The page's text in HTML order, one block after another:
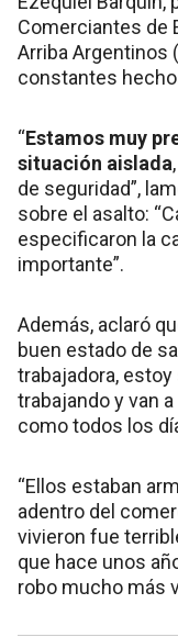
Comerciantes de
Arriba Argentinos
constantes
“Estamos muy
situación aislada
de seguridad”,
sobre el asalto:
especificaron la
importante”.
Además, aclaró
buen estado de
trabajadora,
trabajando y van
como todos los
“Ellos estaban
adentro del
vivieron fue
que hace unos
robo mucho más